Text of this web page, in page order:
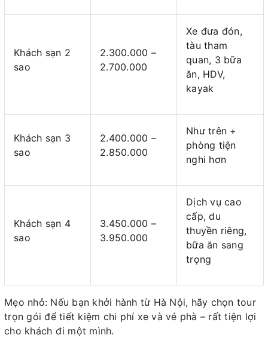
Khách sạn 2
sao
2.300.000 –
2.700.000
Xe đưa đón,
tàu tham
quan, 3 bữa
ăn, HDV,
kayak
Khách sạn 3
sao
2.400.000 –
2.850.000
Như trên +
phòng tiện
nghi hơn
Khách sạn 4
sao
3.450.000 –
3.950.000
Dịch vụ cao
cấp, du
thuyền riêng,
bữa ăn sang
trọng
Mẹo nhỏ: Nếu bạn khởi hành từ Hà Nội, hãy chọn tour
trọn gói để tiết kiệm chi phí xe và vé phà – rất tiện lợi
cho khách đi một mình.